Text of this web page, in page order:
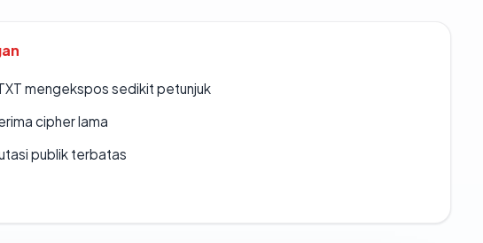
mengekspos sedikit petunjuk
cipher lama
publik terbatas